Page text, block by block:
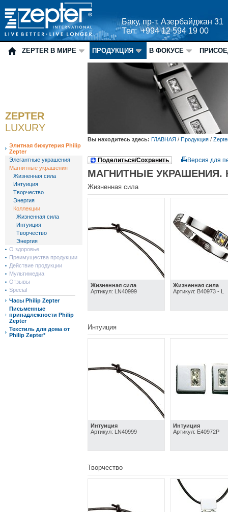
Баку, пр-т. Азербайджан 31
Тел: +994 12 594 19 00
ZEPTER В МИРЕ ПРОДУКЦИЯ В ФОКУСЕ
ZEPTER
LUXURY
Элитная бижутерия Philip
Zepter
Элегантные украшения
Магнитные украшения
Жизненная сила
Интуиция
Творчество
Энергия
Коллекции
Жизненная сила
Интуиция
Творчество
Энергия
О здоровье
Преимущества продукции
Действие продукции
Мультимедиа
Отзывы
Special
Часы Philip Zepter
Письменные
принадлежности Philip
Zepter
Текстиль для дома от
Philip Zepter*
Вы находитесь здесь: ГЛАВНАЯ / Продукция /
Поделиться/Сохранить Версия для
МАГНИТНЫЕ УКРАШЕНИЯ.
Жизненная сила
Жизненная сила
Артикул: LN40999
Жизненная сила
Артикул: B40973 - L
Интуиция
Интуиция
Артикул: LN40999
Интуиция
Артикул: E40972P
Творчество